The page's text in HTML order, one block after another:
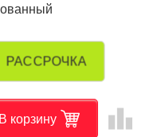
РАССРОЧКА
В корзину leaderboard